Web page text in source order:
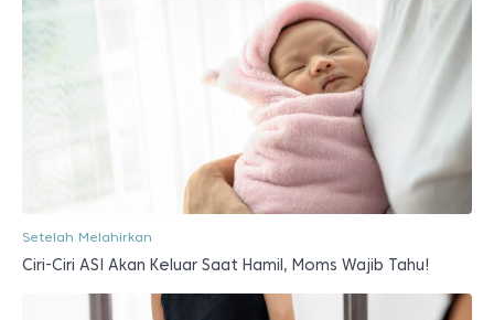
Setelah Melahirkan
Ciri-Ciri ASI Akan Keluar Saat Hamil, Moms Wajib Tahu!